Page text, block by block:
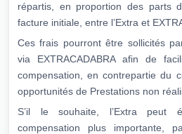
répartis, en proportion des parts
facture initiale, entre l’Extra et
Ces frais pourront être sollicités
via EXTRACADABRA afin de
compensation, en contrepartie du
opportunités de Prestations non
S’il le souhaite, l’Extra peut
compensation plus importante,